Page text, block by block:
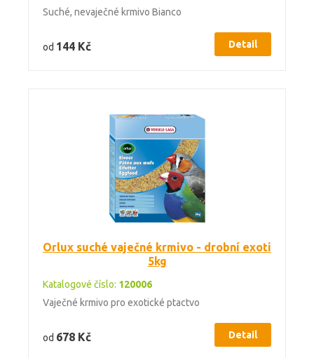
Suché, nevaječné krmivo Bianco
od 144 Kč Detail
Orlux suché vaječné krmivo - drobní exoti
5kg
Katalogové číslo: 120006
Vaječné krmivo pro exotické ptactvo
od 678 Kč Detail